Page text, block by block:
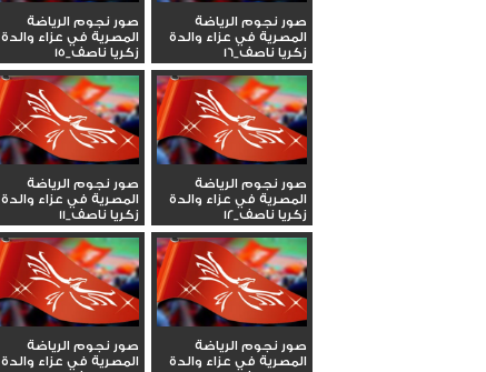
صور نجوم الرياضة
المصرية في عزاء والدة
زكريا ناصف_16
صور نجوم الرياضة
المصرية في عزاء والدة
زكريا ناصف_15
صور نجوم الرياضة
المصرية في عزاء والدة
زكريا ناصف_12
صور نجوم الرياضة
المصرية في عزاء والدة
زكريا ناصف_11
صور نجوم الرياضة
المصرية في عزاء والدة
صور نجوم الرياضة
المصرية في عزاء والدة